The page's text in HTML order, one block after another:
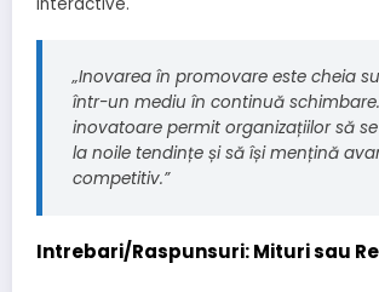
„Inovarea în promovare este cheia
într-un mediu în continuă
inovatoare permit organizațiilor să
la noile tendințe și să își mențină
competitiv.”
Intrebari/Raspunsuri: Mituri sau